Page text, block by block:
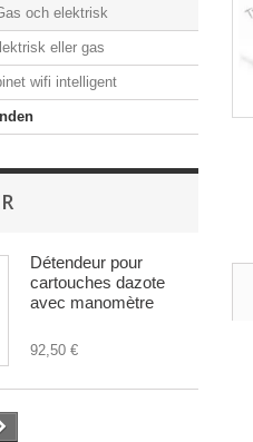
och elektrisk
eller gas
wifi intelligent
Détendeur pour
cartouches dazote
avec manomètre
92,50 €